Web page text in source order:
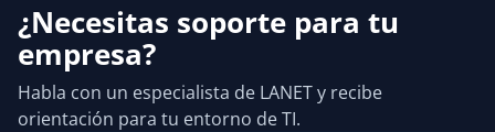
¿Necesitas soporte para tu
empresa?
Habla con un especialista de LANET y recibe
orientación para tu entorno de TI.